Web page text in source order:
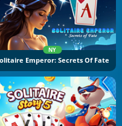
NY
Emperor: Secrets Of Fate